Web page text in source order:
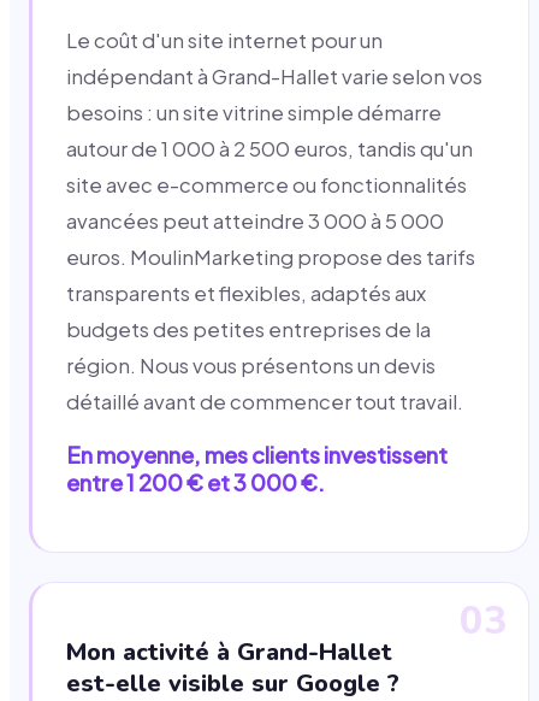
Le coût d'un site internet pour un
indépendant à Grand-Hallet varie selon vos
besoins : un site vitrine simple démarre
autour de 1 000 à 2 500 euros, tandis qu'un
site avec e-commerce ou fonctionnalités
avancées peut atteindre 3 000 à 5 000
euros. MoulinMarketing propose des tarifs
transparents et flexibles, adaptés aux
budgets des petites entreprises de la
région. Nous vous présentons un devis
détaillé avant de commencer tout travail.
En moyenne, mes clients investissent
entre 1 200 € et 3 000 €.
03
Mon activité à Grand-Hallet
est-elle visible sur Google ?